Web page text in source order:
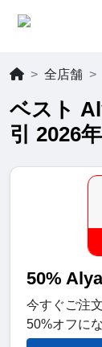
全店舗
ベスト
引 2026年
50%
今すぐご注
50%オフに